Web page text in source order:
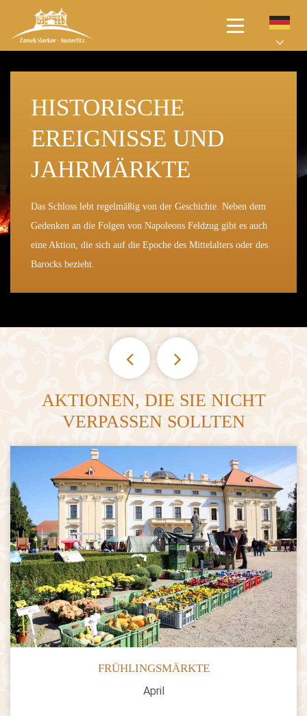
HOME
BESICHTIGUNGSTOUREN
DEN SCHLOSSPARK
AKTIONEN
VERMIETUNGEN
KONTAKTE
Previous
HISTORISCHE
EREIGNISSE UND
JAHRMÄRKTE
Das Schloss lebt regelmäßig von der Geschichte. Neben dem
Gedenken an die Folgen von Napoleons Feldzug gibt es auch
eine Aktion, die sich auf die Epoche des Mittelalters oder des
Barocks bezieht.
KONZERTE UND
THEATER
Konzerte von Weltstars im Schlosspark oder Kammermusik in
der wunderschönen Umgebung des historischen Saals oder der
Schlosskapelle. All dies finden Sie in unserem Schloss!
REGELMÄSSIGE A
USSTELLUNGEN
In den Schlossgalerien haben wir immer thematische
Ausstellungen oder interaktive Ausstellungen für Junge und
Alte vorbereitet.
AKTIONEN, DIE SIE NICHT
VERPASSEN SOLLTEN
FRÜHLINGSMÄRKTE
April